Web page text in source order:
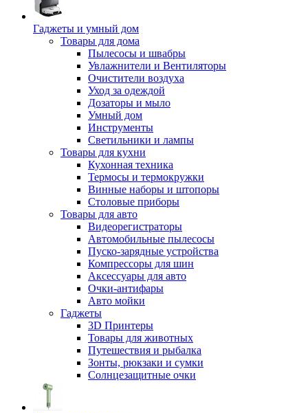
Гаджеты и умный дом
Товары для дома
Пылесосы и швабры
Увлажнители и Вентиляторы
Очистители воздуха
Уход за одеждой
Дозаторы и мыло
Умный дом
Инструменты
Светильники и лампы
Товары для кухни
Кухонная техника
Термосы и термокружки
Винные наборы и штопоры
Столовые приборы
Товары для авто
Видеорегистраторы
Автомобильные пылесосы
Пуско-зарядные устройства
Компрессоры для шин
Аксессуары для авто
Очки-антифары
Авто мойки
Гаджеты
3D Принтеры
Товары для животных
Путешествия и рыбалка
Зонты, рюкзаки и сумки
Солнцезащитные очки